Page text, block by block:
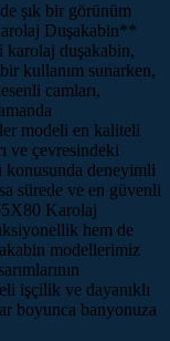
şık bir görünüm
Duşakabin**
karolaj duşakabin,
kullanım sunarken,
camları,
modeli en kaliteli
ve çevresindeki
konusunda deneyimli
sürede ve en güvenli
Karolaj
hem de
modellerimiz
işçilik ve dayanıklı
boyunca banyonuza